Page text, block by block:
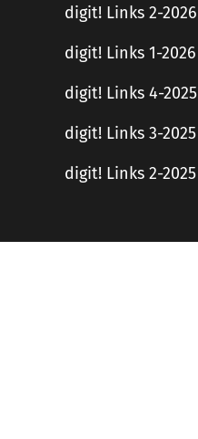
digit! Links 2-2026
digit! Links 1-2026
digit! Links 4-2025
digit! Links 3-2025
digit! Links 2-2025